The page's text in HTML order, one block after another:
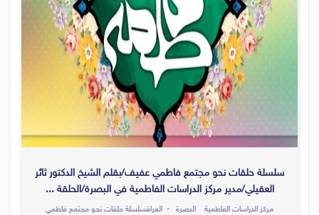
سلسلة حلقات نحو مجتمع فاطمي عفيف/بقلم الشيخ الدكتور ثائر
العقيلي/مدير مركز الدراسات الفاطمية في البصرة/الحلقة ...
مركز الدراسات الفاطمية البصرة - العراقسلسلة حلقات نحو مجتمع فاطمي